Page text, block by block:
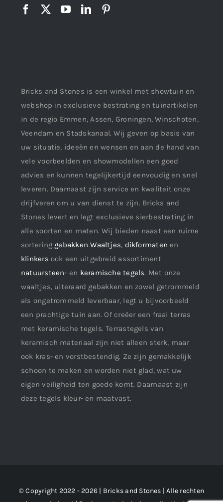
Bricks and Stones is een winkel met showtuin en
webshop in exclusieve bestrating en tuinartikelen
in de regio Emmen, Assen, Groningen, Winschoten,
Veendam en Stadskanaal. Wij geven op basis van
uw situatie, ideeën en wensen en aan de hand van
vele voorbeelden en showmodellen een goed
advies en kunnen tegelijkertijd eenvoudig en snel
leveren. Daarnaast zijn service en kwaliteit onze
drijfveren om u van dienst te zijn. Bricks and
Stones levert en legt exclusieve sierbestrating in
alle soorten en maten. Wij bieden naast een ruime
sortering gebakken Waaltjes, dikformaten en
klinkers ook een uitgebreid assortiment
natuursteen- en keramische tegels. Met onze
waaltjes, uiteraard gebakken en zowel getrommeld
als ongetrommeld leverbaar, legt u bijvoorbeeld
een prachtige tuin aan. Of creëer een fraai terras
met keramische tegels. Terrastegels van
keramisch materiaal zijn niet alleen sterk, maar
ook kras- en vorstbestendig. Ze zijn gemakkelijk
schoon te maken en worden niet glad, wat uw
eigen veiligheid ten goede komt. Daarnaast zijn
deze tegels kleur- en maatvast.
© Copyright 2022 - 2026 | Bricks and Stones | Alle rechten